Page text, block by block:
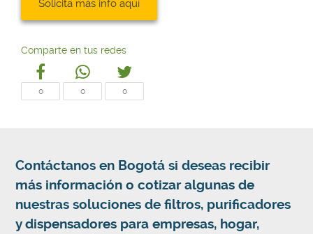
Solicita más info aquí
Comparte en tus redes
0 0 0
Contáctanos en Bogotá si deseas recibir
más información o cotizar algunas de
nuestras soluciones de filtros, purificadores
y dispensadores para empresas, hogar,